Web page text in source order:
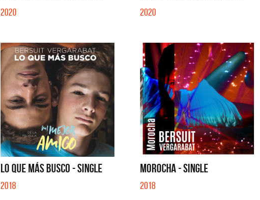
2020 2020
LO QUE MÁS BUSCO - SINGLE
2018
MOROCHA - SINGLE
2018